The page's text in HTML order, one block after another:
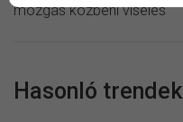
mozgás közbeni viselés
Hasonló trendek